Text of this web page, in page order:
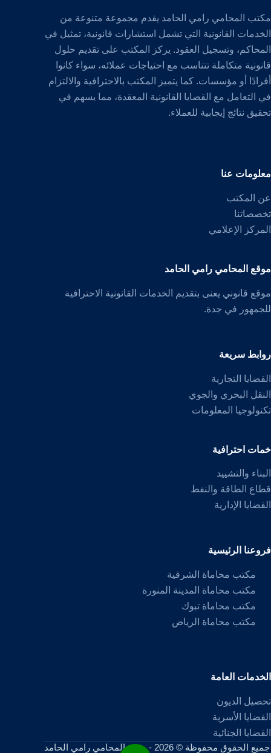
مكتب المحامي رامي الحامد يقدم مجموعة متنوعة من
الخدمات القانونية التي تشمل استشارات قانونية، تمثيل في
المحاكم، وتسجيل العقود. يركز المكتب على تقديم حلول
قانونية متكاملة تتناسب مع احتياجات عملائه، سواء كانوا
أفرادًا أو مؤسسات. كما يتميز المكتب بالاحترافية والالتزام
في التعامل مع القضايا القانونية المعقدة، مما يسهم في
تحقيق نتائج إيجابية للعملاء.
معلومات عنا
عن المكتب
تخصصاتنا
المركز الإعلامي
موقع المحامي رامي الحامد
موقع قانوني يعنى بتقديم الخدمات القانونية الاحترافية
للجمهور في جدة.
روابط سريعة
القضايا التجارية
النقل البحري والجوي
تكنولوجيا المعلومات
خمات احترافية
البناء والتشييد
قطاع الطاقة والنفط
القضايا الإدارية
فروعنا الرئيسية
مكتب محاماة الشرقية
مكتب محاماة المدينة المنورة
مكتب محاماة تبوك
مكتب محاماة الرياض
الخدمات العامة
تحصيل الديون
القضايا الأسرية
القضايا الجنائية
جميع الحقوق محفوظة © 2026 - موقع المحامي رامي الحامد